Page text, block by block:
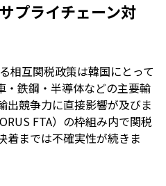
プライチェーン対
相互関税政策は韓国にとって
・鉄鋼・半導体などの主要輸
出競争力に直接影響が及びま
FTA）の枠組み内で関税
着までは不確実性が続きま